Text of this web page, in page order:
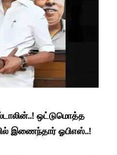
ஒட்டுமொத்த
இணைந்தார் ஓபிஎஸ்..!